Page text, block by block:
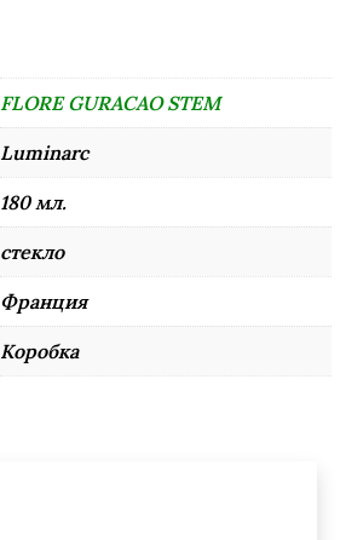
FLORE GURACAO STEM
Luminarc
180 мл.
стекло
Франция
Коробка